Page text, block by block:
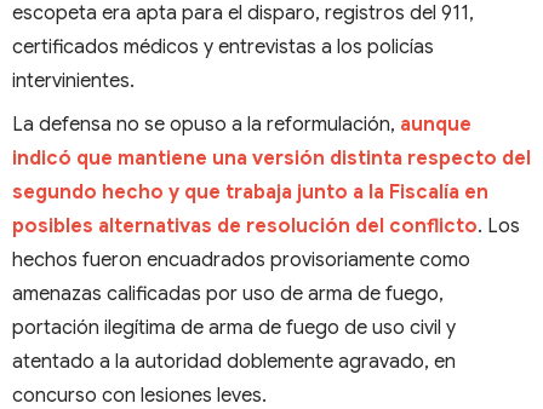
escopeta era apta para el disparo, registros del 911,
certificados médicos y entrevistas a los policías
intervinientes.
La defensa no se opuso a la reformulación, aunque
indicó que mantiene una versión distinta respecto del
segundo hecho y que trabaja junto a la Fiscalía en
posibles alternativas de resolución del conflicto. Los
hechos fueron encuadrados provisoriamente como
amenazas calificadas por uso de arma de fuego,
portación ilegítima de arma de fuego de uso civil y
atentado a la autoridad doblemente agravado, en
concurso con lesiones leves.